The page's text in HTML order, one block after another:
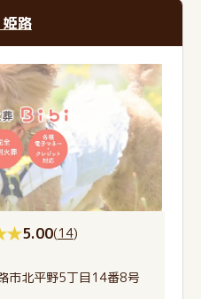
路
5.00(14)
市北平野5丁目14番8号